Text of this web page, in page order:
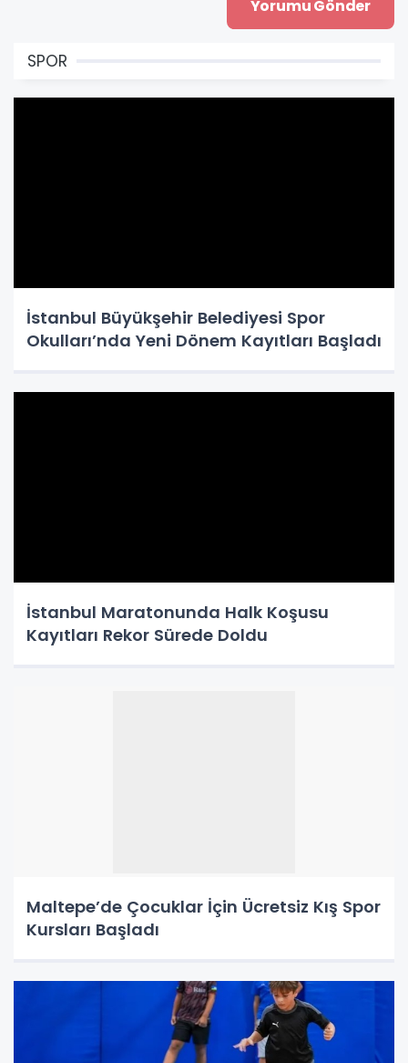
SPOR
İstanbul Büyükşehir Belediyesi Spor
Okulları’nda Yeni Dönem Kayıtları Başladı
İstanbul Maratonunda Halk Koşusu
Kayıtları Rekor Sürede Doldu
Maltepe’de Çocuklar İçin Ücretsiz Kış Spor
Kursları Başladı